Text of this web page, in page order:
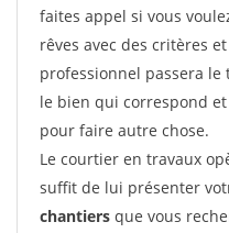
faites appel si vous
rêves avec des critères
professionnel passera
le bien qui correspond
pour faire autre chose.
Le courtier en travaux
suffit de lui présenter
chantiers que vous